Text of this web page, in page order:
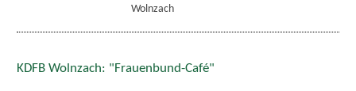
Wolnzach
KDFB Wolnzach: "Frauenbund-Café"